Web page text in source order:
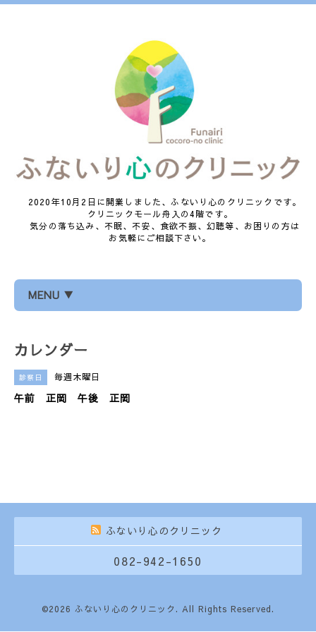
2020年10月2日に開業しました、ふないり心のクリニックです。
クリニックモール舟入の4階です。
気分の落ち込み、不眠、不安、食欲不振、幻聴等、お困りの方は
お気軽にご相談下さい。
MENU ▼
カレンダー
診察日 毎週木曜日
午前 正岡 午後 正岡
ふないり心のクリニック
082-942-1650
©2026 ふないり心のクリニック. All Rights Reserved.